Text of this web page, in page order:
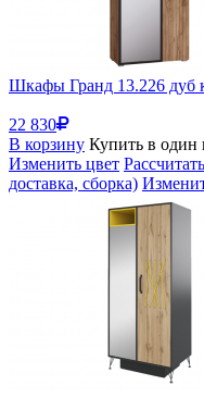
Шкафы Гранд 13.226 дуб
22 830
В корзину Купить в один
Изменить цвет
доставка, сборка)